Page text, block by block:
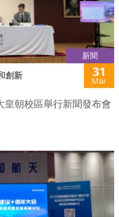
新聞
創新 31
Mar
朝校區舉行新聞發布會